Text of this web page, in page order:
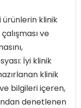
ürünlerin klinik
ve
İyi klinik
klinik
bilgileri içeren,
denetlenen